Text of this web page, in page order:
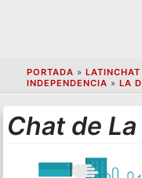
PORTADA » LATINCHAT
INDEPENDENCIA » LA
Chat de